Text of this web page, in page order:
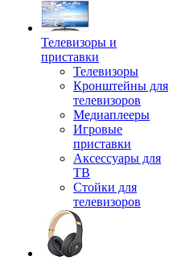
Телевизоры и
приставки
Телевизоры
Кронштейны для
телевизоров
Медиаплееры
Игровые
приставки
Аксессуары для
ТВ
Стойки для
телевизоров